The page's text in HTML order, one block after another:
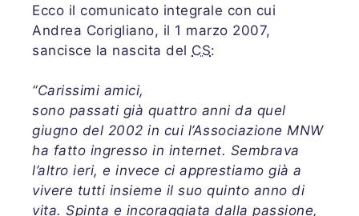
Ecco il comunicato integrale con cui
Andrea Corigliano, il 1 marzo 2007,
sancisce la nascita del CS:
“Carissimi amici,
sono passati già quattro anni da quel
giugno del 2002 in cui l’Associazione MNW
ha fatto ingresso in internet. Sembrava
l’altro ieri, e invece ci apprestiamo già a
vivere tutti insieme il suo quinto anno di
vita. Spinta e incoraggiata dalla passione,